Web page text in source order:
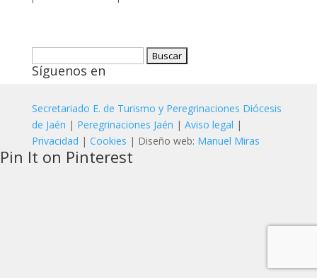
Síguenos en
Secretariado E. de Turismo y Peregrinaciones Diócesis
de Jaén | Peregrinaciones Jaén | Aviso legal |
Privacidad | Cookies | Diseño web: Manuel Miras
Pin It on Pinterest